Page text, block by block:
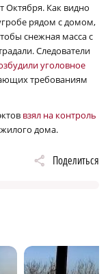
Октября. Как видно
рядом с домом,
снежная масса с
Следователи
уголовное
требованиям
взял на контроль
дома.
Поделиться